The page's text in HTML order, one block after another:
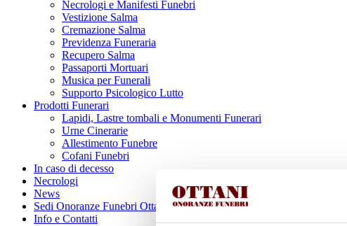
Necrologi e Manifesti Funebri
Vestizione Salma
Cremazione Salma
Previdenza Funeraria
Recupero Salma
Passaporti Mortuari
Musica per Funerali
Supporto Psicologico Lutto
Prodotti Funerari
Lapidi, Lastre tombali e Monumenti Funerari
Urne Cinerarie
Allestimento Funebre
Cofani Funebri
In caso di decesso
Necrologi
News
Sedi Onoranze Funebri Ottani
Info e Contatti